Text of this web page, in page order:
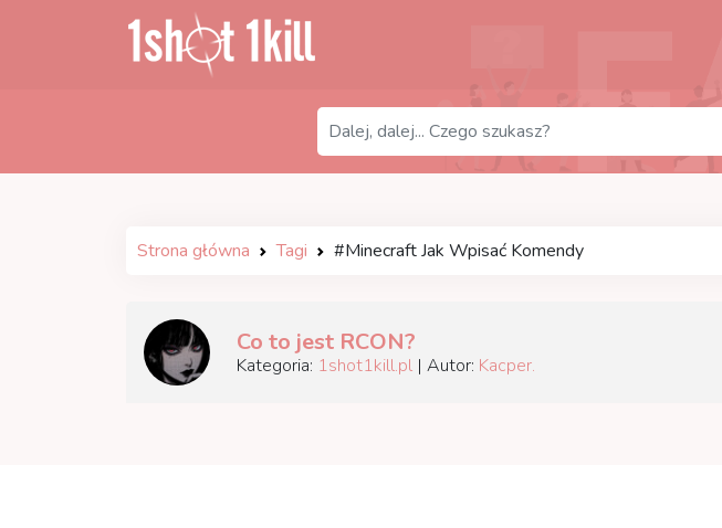
Strona główna Tagi #Minecraft Jak Wpisać Komendy
Co to jest RCON?
Kategoria: 1shot1kill.pl | Autor: Kacper.